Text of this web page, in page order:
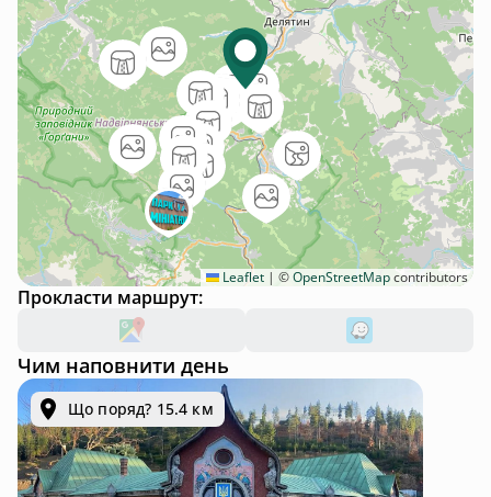
Leaflet | ©OpenStreetMapcontributors
Прокласти маршрут:
Чим наповнити день
Що поряд? 15.4 км